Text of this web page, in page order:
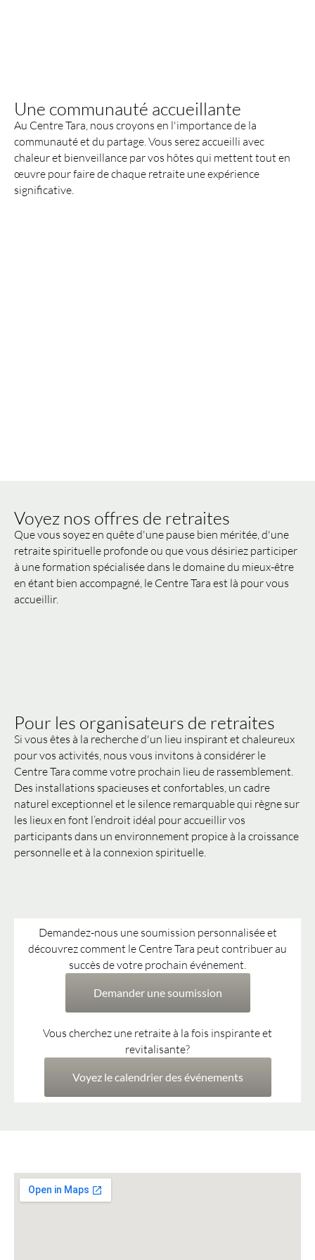
Une communauté accueillante
Au Centre Tara, nous croyons en l'importance de la
communauté et du partage. Vous serez accueilli avec
chaleur et bienveillance par vos hôtes qui mettent tout en
œuvre pour faire de chaque retraite une expérience
significative.
Voyez nos offres de retraites
Que vous soyez en quête d'une pause bien méritée, d'une
retraite spirituelle profonde ou que vous désiriez participer
à une formation spécialisée dans le domaine du mieux-être
en étant bien accompagné, le Centre Tara est là pour vous
accueillir.
Pour les organisateurs de retraites
Si vous êtes à la recherche d'un lieu inspirant et chaleureux
pour vos activités, nous vous invitons à considérer le
Centre Tara comme votre prochain lieu de rassemblement.
Des installations spacieuses et confortables, un cadre
naturel exceptionnel et le silence remarquable qui règne sur
les lieux en font l’endroit idéal pour accueillir vos
participants dans un environnement propice à la croissance
personnelle et à la connexion spirituelle.
Demandez-nous une soumission personnalisée et
découvrez comment le Centre Tara peut contribuer au
succès de votre prochain événement.
Demander une soumission
Vous cherchez une retraite à la fois inspirante et
revitalisante?
Voyez le calendrier des événements